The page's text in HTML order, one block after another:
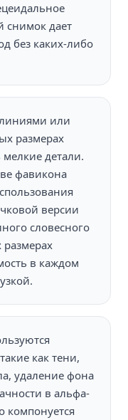
снимок дает
без каких-либо
или
размерах
детали.
фавикона
версии
словесного
размерах
в каждом
как тени,
удаление фона
в альфа-
компонуется